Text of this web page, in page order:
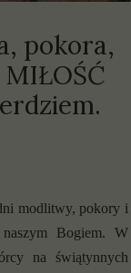
pokora,
modlitwy, pokory i
Bogiem. W
na świątynnych